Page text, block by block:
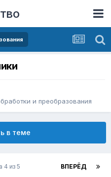
и преобразования
в теме
ВПЕРЁД
4 из 5